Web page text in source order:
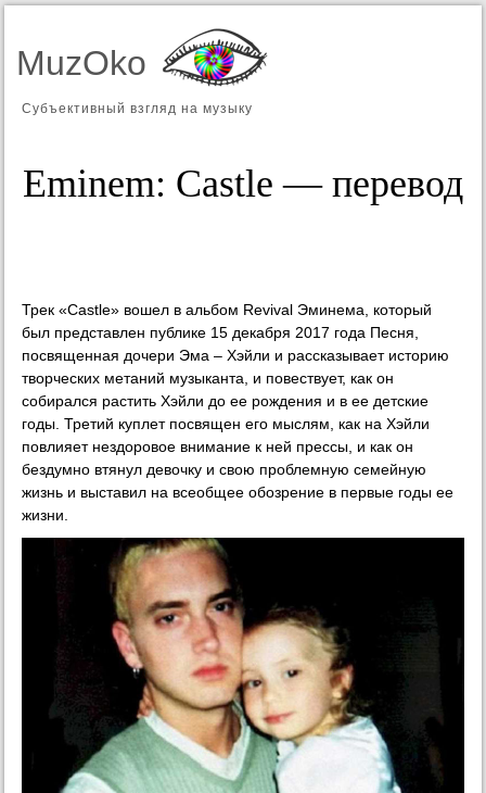
MuzOko
Субъективный взгляд на музыку
Eminem: Castle — перевод
Трек «Castle» вошел в альбом Revival Эминема, который
был представлен публике 15 декабря 2017 года Песня,
посвященная дочери Эма – Хэйли и рассказывает историю
творческих метаний музыканта, и повествует, как он
собирался растить Хэйли до ее рождения и в ее детские
годы. Третий куплет посвящен его мыслям, как на Хэйли
повлияет нездоровое внимание к ней прессы, и как он
бездумно втянул девочку и свою проблемную семейную
жизнь и выставил на всеобщее обозрение в первые годы ее
жизни.